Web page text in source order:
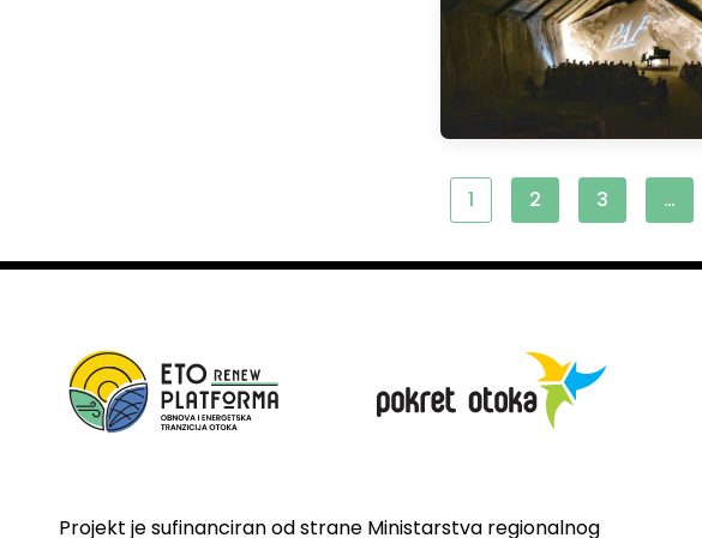
1 2 3 …
Projekt je sufinanciran od strane Ministarstva regionalnog